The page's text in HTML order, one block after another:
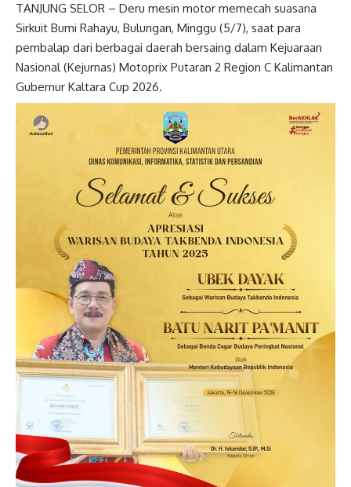
TANJUNG SELOR – Deru mesin motor memecah suasana
Sirkuit Bumi Rahayu, Bulungan, Minggu (5/7), saat para
pembalap dari berbagai daerah bersaing dalam Kejuaraan
Nasional (Kejurnas) Motoprix Putaran 2 Region C Kalimantan
Gubernur Kaltara Cup 2026.